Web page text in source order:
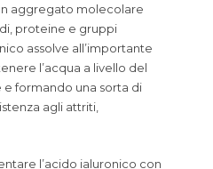
aggregato molecolare
proteine e gruppi
assolve all’importante
l’acqua a livello del
formando una sorta di
agli attriti,
l’acido ialuronico con